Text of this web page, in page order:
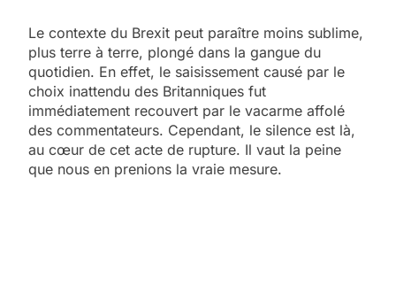
Le contexte du Brexit peut paraître moins sublime,
plus terre à terre, plongé dans la gangue du
quotidien. En effet, le saisissement causé par le
choix inattendu des Britanniques fut
immédiatement recouvert par le vacarme affolé
des commentateurs. Cependant, le silence est là,
au cœur de cet acte de rupture. Il vaut la peine
que nous en prenions la vraie mesure.